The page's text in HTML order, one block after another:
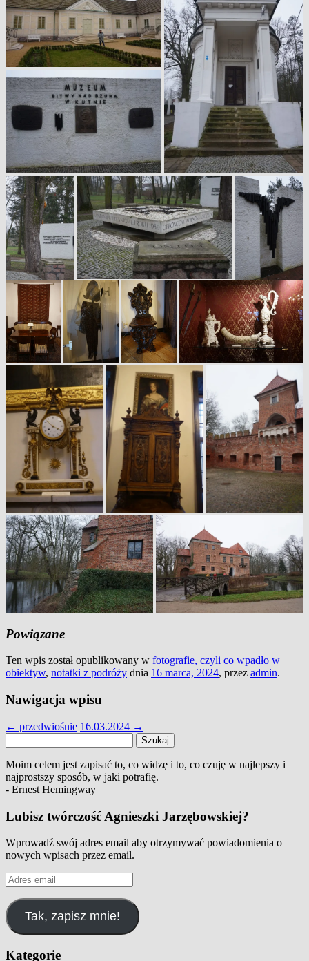
Powiązane
Ten wpis został opublikowany w fotografie, czyli co wpadło w
obiektyw, notatki z podróży dnia 16 marca, 2024, przez admin.
Nawigacja wpisu
← przedwiośnie 16.03.2024 →
Moim celem jest zapisać to, co widzę i to, co czuję w najlepszy i
najprostszy sposób, w jaki potrafię.
- Ernest Hemingway
Lubisz twórczość Agnieszki Jarzębowskiej?
Wprowadź swój adres email aby otrzymywać powiadomienia o
nowych wpisach przez email.
Adres
email
Tak, zapisz mnie!
Kategorie